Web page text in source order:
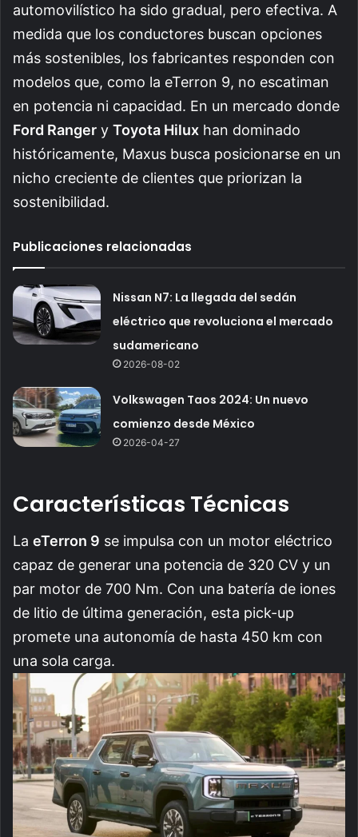
automovilístico ha sido gradual, pero efectiva. A
medida que los conductores buscan opciones
más sostenibles, los fabricantes responden con
modelos que, como la eTerron 9, no escatiman
en potencia ni capacidad. En un mercado donde
Ford Ranger y Toyota Hilux han dominado
históricamente, Maxus busca posicionarse en un
nicho creciente de clientes que priorizan la
sostenibilidad.
Publicaciones relacionadas
Nissan N7: La llegada del sedán
eléctrico que revoluciona el mercado
sudamericano
2026-08-02
Volkswagen Taos 2024: Un nuevo
comienzo desde México
2026-04-27
Características Técnicas
La eTerron 9 se impulsa con un motor eléctrico
capaz de generar una potencia de 320 CV y un
par motor de 700 Nm. Con una batería de iones
de litio de última generación, esta pick-up
promete una autonomía de hasta 450 km con
una sola carga.